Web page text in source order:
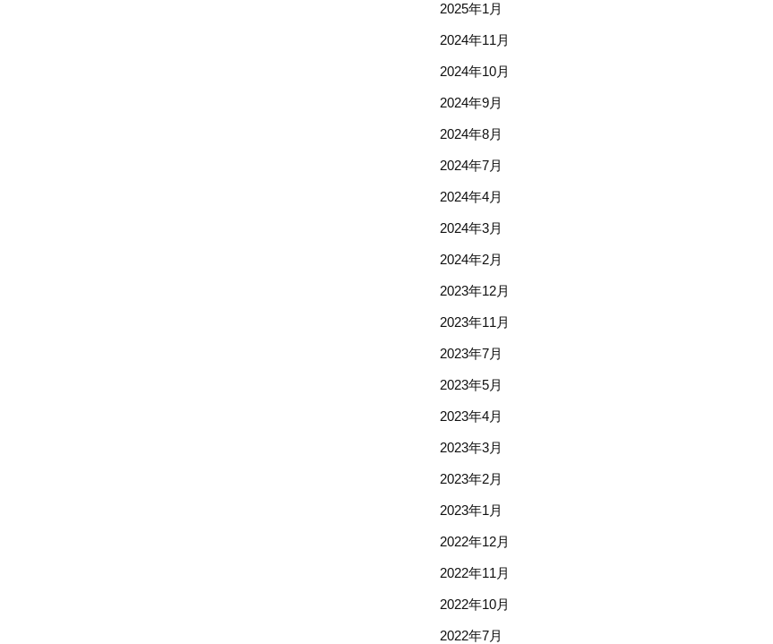
2025年1月
2024年11月
2024年10月
2024年9月
2024年8月
2024年7月
2024年4月
2024年3月
2024年2月
2023年12月
2023年11月
2023年7月
2023年5月
2023年4月
2023年3月
2023年2月
2023年1月
2022年12月
2022年11月
2022年10月
2022年7月